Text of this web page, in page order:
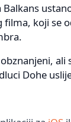
koji se
ali
Dohe